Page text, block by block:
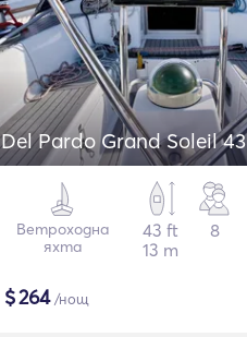
Del Pardo Grand Soleil 43
Ветроходна
яхта
43 ft
13 m
8
$264/нощ